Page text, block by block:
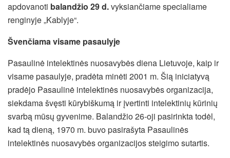
apdovanoti balandžio 29 d.vyksiančiame specialiame
renginyje „Kablyje“.
Švenčiama visame pasaulyje
Pasaulinė intelektinės nuosavybės diena Lietuvoje, kaip ir
visame pasaulyje, pradėta minėti 2001 m. Šią iniciatyvą
pradėjo Pasaulinė intelektinės nuosavybės organizacija,
siekdama švęsti kūrybiškumą ir įvertinti intelektinių kūrinių
svarbą mūsų gyvenime. Balandžio 26-oji pasirinkta todėl,
kad tą dieną, 1970 m. buvo pasirašyta Pasaulinės
intelektinės nuosavybės organizacijos steigimo sutartis.